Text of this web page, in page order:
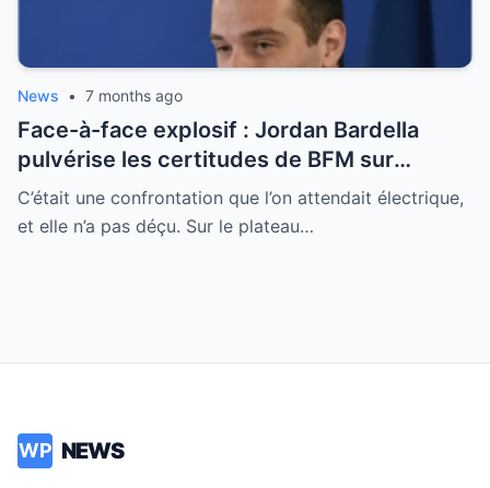
News • 7 months ago
Face-à-face explosif : Jordan Bardella
pulvérise les certitudes de BFM sur
l’immigration et le Conseil constitutionnel
C’était une confrontation que l’on attendait électrique,
et elle n’a pas déçu. Sur le plateau…
WP NEWS